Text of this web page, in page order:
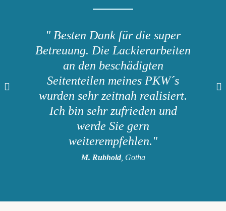
" Besten Dank für die super
Betreuung. Die Lackierarbeiten
an den beschädigten
Seitenteilen meines PKW´s
wurden sehr zeitnah realisiert.
Ich bin sehr zufrieden und
werde Sie gern
weiterempfehlen."
M. Rubhold, Gotha